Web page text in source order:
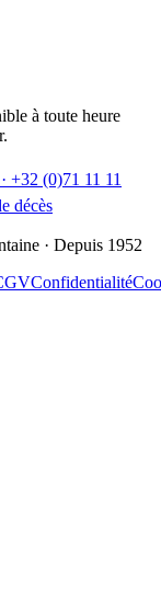
à toute heure
+32 (0)71 11 11
décès
· Depuis 1952
Confidentialité